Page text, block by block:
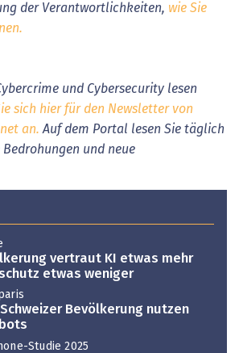
der Verantwortlichkeiten, wie Sie
und Cybersecurity lesen
sich hier für den Newsletter von
an. Auf dem Portal lesen Sie täglich
und neue
vertraut KI etwas mehr
etwas weniger
Bevölkerung nutzen
Studie 2025